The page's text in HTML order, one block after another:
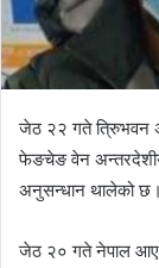
जेठ २२ गते त्रिुभवन
फेङचेङ वेन
अनुसन्धान थालेको छ।
जेठ २० गते नेपाल